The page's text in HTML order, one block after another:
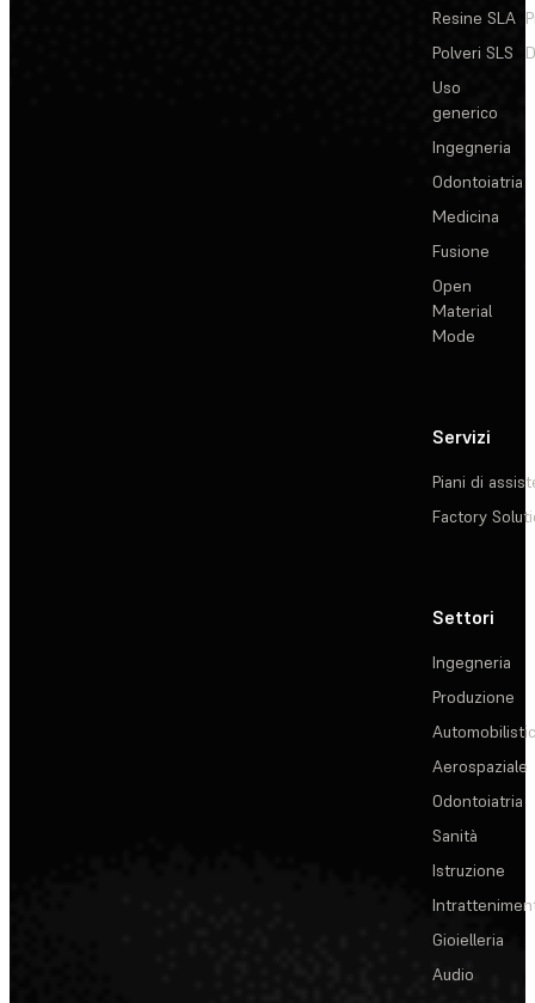
Resine SLA
Polveri SLS
Uso
generico
Ingegneria
Odontoiatria
Medicina
Fusione
Open
Material
Mode
Servizi
Piani di
Factory
Settori
Ingegneria
Produzione
Aerospaziale
Odontoiatria
Sanità
Istruzione
Gioielleria
Audio